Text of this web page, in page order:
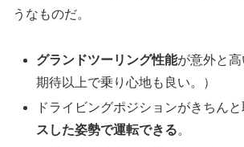
うなものだ。
グランドツーリング性能が意外と
期待以上で乗り心地も良い。）
ドライビングポジションがきちんと
スした姿勢で運転できる。